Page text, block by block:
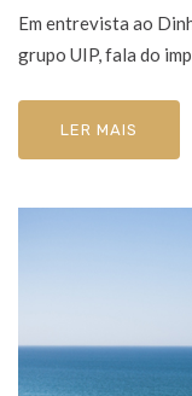
Em entrevista ao
grupo UIP, fala do
LER MAIS